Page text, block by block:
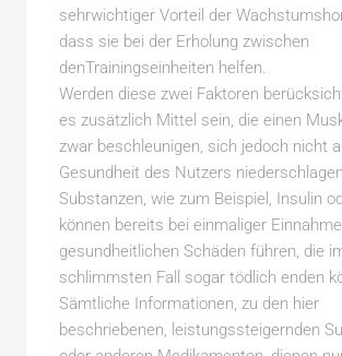
sehrwichtiger Vorteil der
dass sie bei der Erholung zwischen
denTrainingseinheiten helfen.
Werden diese zwei Faktoren
es zusätzlich Mittel sein, die einen
zwar beschleunigen, sich jedoch nicht
Gesundheit des Nutzers
Substanzen, wie zum Beispiel, Insulin
können bereits bei einmaliger
gesundheitlichen Schäden führen, die
schlimmsten Fall sogar tödlich enden
Sämtliche Informationen, zu den hier
beschriebenen, leistungssteigernden